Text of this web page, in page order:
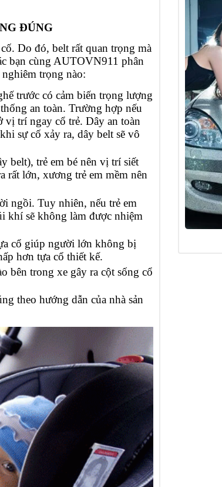
ĐÚNG
Do đó, belt rất quan trọng mà
bạn cùng AUTOVN911 phân
trọng nào:
trước có cảm biến trọng lượng
an toàn. Trường hợp nếu
vị trí ngay cổ trẻ. Dây an toàn
sự cố xảy ra, dây belt sẽ vô
belt), trẻ em bé nên vị trí siết
rất lớn, xương trẻ em mềm nên
ngồi. Tuy nhiên, nếu trẻ em
khí sẽ không làm được nhiệm
cổ giúp người lớn không bị
hơn tựa cổ thiết kế.
bên trong xe gây ra cột sống cổ
theo hướng dẫn của nhà sản